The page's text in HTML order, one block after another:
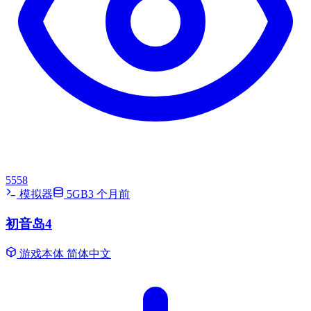
5558
模拟器
5GB3 个月前
初音岛4
游戏本体 简体中文